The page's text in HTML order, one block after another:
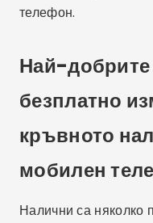
телефон.
Най-
безплатно
кръвното
мобилен
Налични са няколко